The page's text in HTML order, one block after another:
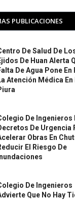
PUBLICACIONES
De Salud De
De Huan Alerta
De Agua Pone En
Atención Médica
De Ingenieros
De Urgencia
Obras En
El Riesgo De
Inundaciones
De Ingenieros
Que No Hay